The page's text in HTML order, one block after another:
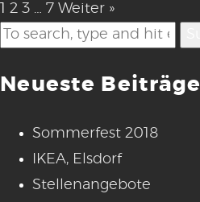
2 3 … 7 Weiter »
Neueste Beiträge
Sommerfest 2018
IKEA, Elsdorf
Stellenangebote